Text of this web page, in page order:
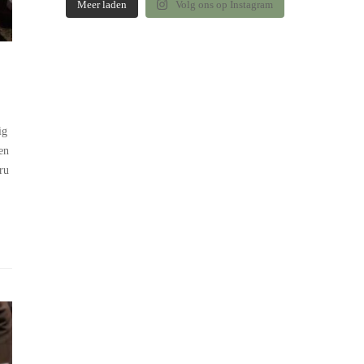
Meer laden Volg ons op Instagram